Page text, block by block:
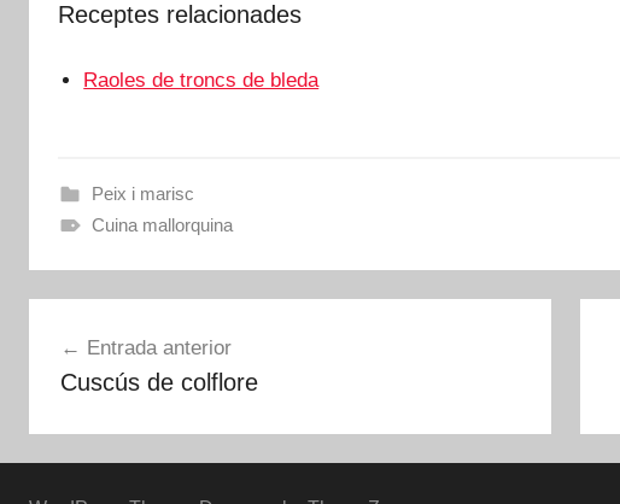
Receptes relacionades
Raoles de troncs de bleda
Peix i marisc
Cuina mallorquina
d'entrades
Entrada anterior
Cuscús de colflore